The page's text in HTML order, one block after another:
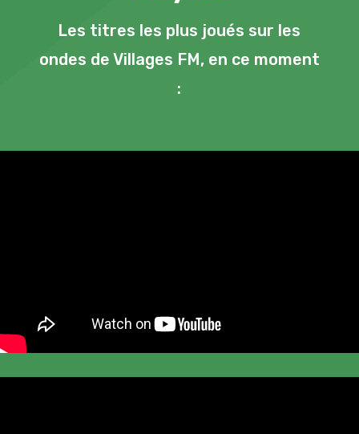
Les titres les plus joués sur les
ondes de Villages FM, en ce moment
: